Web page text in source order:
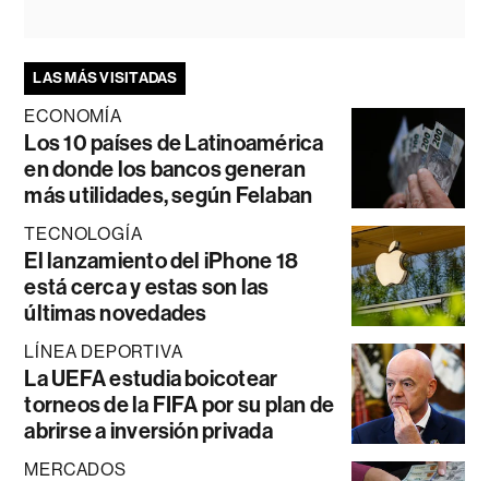
LAS MÁS VISITADAS
ECONOMÍA
Los 10 países de Latinoamérica
en donde los bancos generan
más utilidades, según Felaban
TECNOLOGÍA
El lanzamiento del iPhone 18
está cerca y estas son las
últimas novedades
LÍNEA DEPORTIVA
La UEFA estudia boicotear
torneos de la FIFA por su plan de
abrirse a inversión privada
MERCADOS